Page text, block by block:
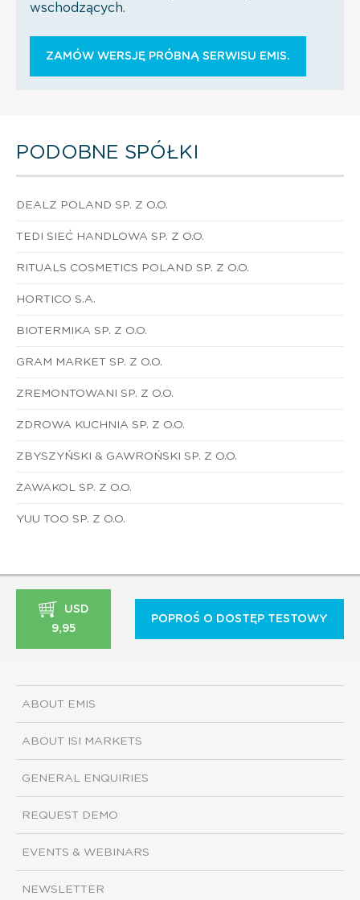
wschodzących.
ZAMÓW WERSJĘ PRÓBNĄ SERWISU EMIS.
PODOBNE SPÓŁKI
DEALZ POLAND SP. Z O.O.
TEDI SIEĆ HANDLOWA SP. Z O.O.
RITUALS COSMETICS POLAND SP. Z O.O.
HORTICO S.A.
BIOTERMIKA SP. Z O.O.
GRAM MARKET SP. Z O.O.
ZREMONTOWANI SP. Z O.O.
ZDROWA KUCHNIA SP. Z O.O.
ZBYSZYŃSKI & GAWROŃSKI SP. Z O.O.
ŻAWAKOL SP. Z O.O.
YUU TOO SP. Z O.O.
USD
9,95
POPROŚ O DOSTĘP TESTOWY
ABOUT EMIS
ABOUT ISI MARKETS
GENERAL ENQUIRIES
REQUEST DEMO
EVENTS & WEBINARS
NEWSLETTER